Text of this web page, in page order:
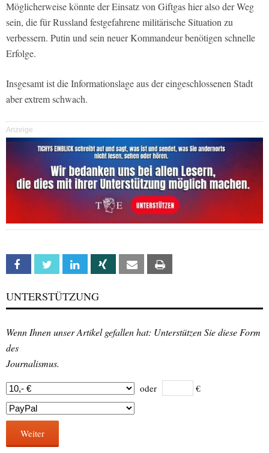
Möglicherweise könnte der Einsatz von Giftgas hier also der Weg
sein, die für Russland festgefahrene militärische Situation zu
verbessern. Putin und sein neuer Kommandeur benötigen schnelle
Erfolge.
Insgesamt ist die Informationslage aus der eingeschlossenen Stadt
aber extrem schwach.
Anzeige
Facebook Twitter Linkedin Xing Email
UNTERSTÜTZUNG
Wenn Ihnen unser Artikel gefallen hat: Unterstützen Sie diese Form
des
Journalismus.
oder €
Weiter